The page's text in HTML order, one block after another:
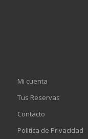
Mi cuenta
Tus Reservas
Contacto
Política de Privacidad